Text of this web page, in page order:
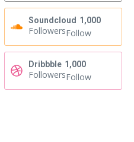
Soundcloud 1,000
FollowersFollow
Dribbble 1,000
FollowersFollow